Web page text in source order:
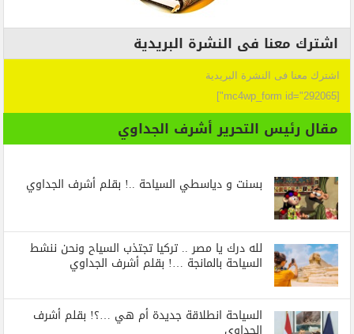
اشترك معنا فى النشرة البريدية
اشترك معنا فى النشرة البريدية
[mc4wp_form id="292065"]
مقال رئيس التحرير أشرف الجداوي
بسنت و دياسطي السياحة ..! بقلم أشرف الجداوي
لله درك يا مصر .. تركيا تجتذب السياح ونحن ننشط
السياحة بالمانجة …! بقلم أشرف الجداوي
السياحة انطلاقة جديدة أم هي …؟! بقلم أشرف